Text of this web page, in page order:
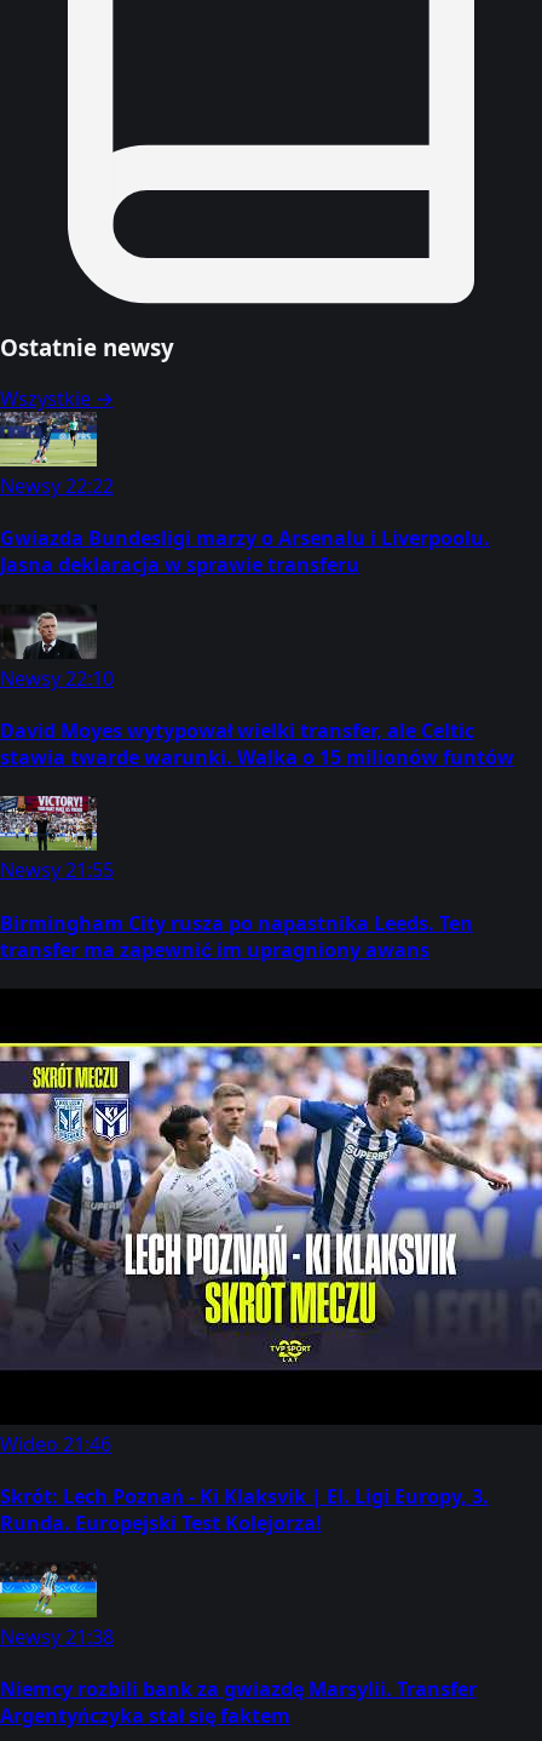
Ostatnie newsy
Wszystkie →
Newsy22:22
Gwiazda Bundesligi marzy o Arsenalu i Liverpoolu.
Jasna deklaracja w sprawie transferu
Newsy22:10
David Moyes wytypował wielki transfer, ale Celtic
stawia twarde warunki. Walka o 15 milionów funtów
Newsy21:55
Birmingham City rusza po napastnika Leeds. Ten
transfer ma zapewnić im upragniony awans
Wideo 21:46
Skrót: Lech Poznań - Ki Klaksvik | El. Ligi Europy, 3.
Runda. Europejski Test Kolejorza!
Newsy21:38
Niemcy rozbili bank za gwiazdę Marsylii. Transfer
Argentyńczyka stał się faktem